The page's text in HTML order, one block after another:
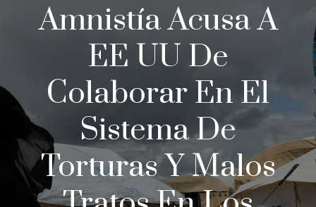
Amnistía Acusa A
EE UU De
Colaborar En El
Sistema De
Torturas Y Malos